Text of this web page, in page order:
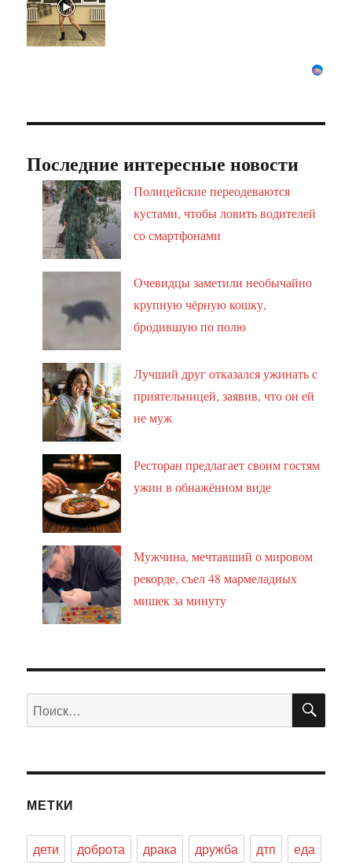
Последние интересные новости
Полицейские переодеваются
кустами, чтобы ловить водителей
со смартфонами
Очевидцы заметили необычайно
крупную чёрную кошку,
бродившую по полю
Лучший друг отказался ужинать с
приятельницей, заявив, что он ей
не муж
Ресторан предлагает своим гостям
ужин в обнажённом виде
Мужчина, мечтавший о мировом
рекорде, съел 48 мармеладных
мишек за минуту
Искать:
МЕТКИ
дети доброта драка дружба дтп еда